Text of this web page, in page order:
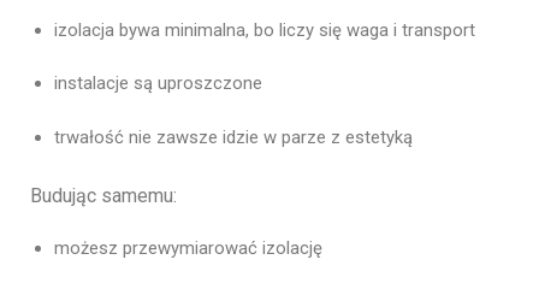
izolacja bywa minimalna, bo liczy się waga i transport
instalacje są uproszczone
trwałość nie zawsze idzie w parze z estetyką
Budując samemu:
możesz przewymiarować izolację